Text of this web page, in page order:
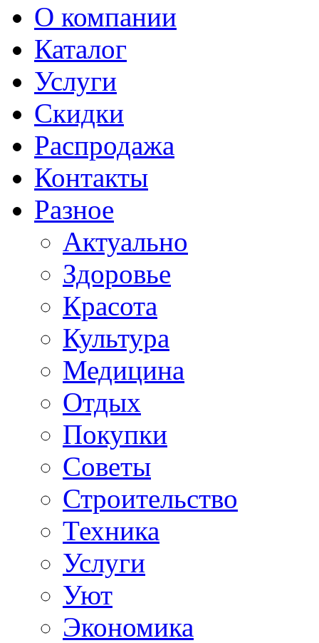
О компании
Каталог
Услуги
Скидки
Распродажа
Контакты
Разное
Актуально
Здоровье
Красота
Культура
Медицина
Отдых
Покупки
Советы
Строительство
Техника
Услуги
Уют
Экономика